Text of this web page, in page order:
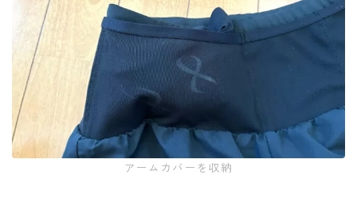
アームカバーを収納